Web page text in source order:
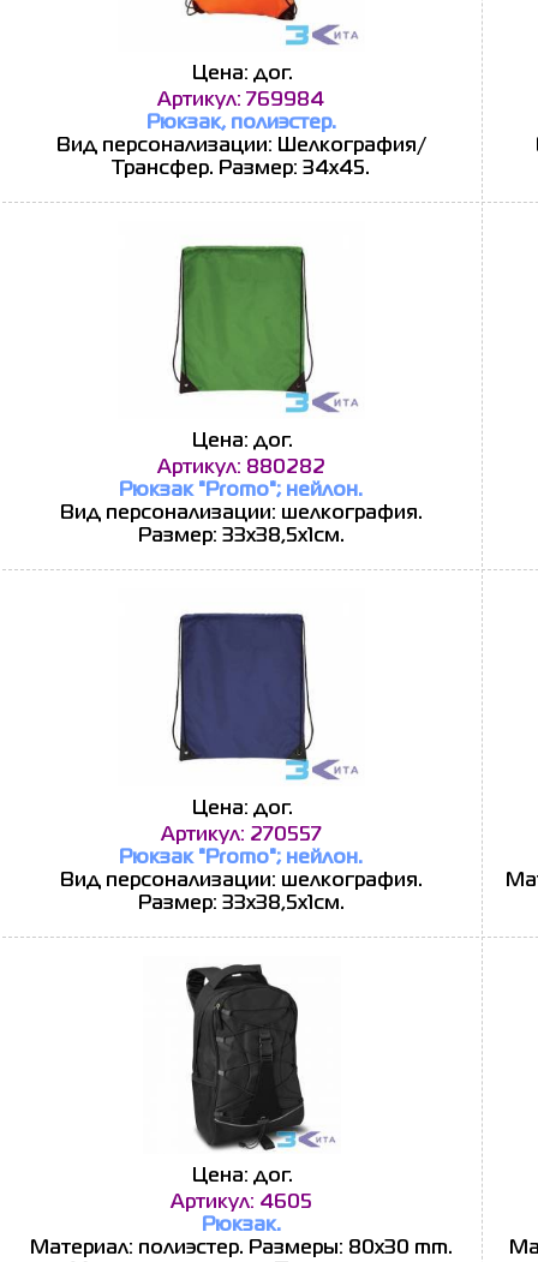
Цена: дог.
Артикул: 769984
Рюкзак, полиэстер.
Вид персонализации: Шелкография/
Трансфер. Размер: 34х45.
Цена: дог.
Артикул: 880282
Рюкзак "Promo"; нейлон.
Вид персонализации: шелкография.
Размер: 33х38,5х1см.
Цена: дог.
Артикул: 270557
Рюкзак "Promo"; нейлон.
Вид персонализации: шелкография.
Размер: 33х38,5х1см.
Цена: дог.
Артикул: 4605
Рюкзак.
Материал: полиэстер. Размеры: 80x30 mm.